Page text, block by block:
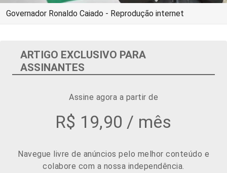
Governador Ronaldo Caiado - Reprodução internet
ARTIGO EXCLUSIVO PARA
ASSINANTES
Assine agora a partir de
R$ 19,90 / mês
Navegue livre de anúncios pelo melhor conteúdo e
colabore com a nossa independência.